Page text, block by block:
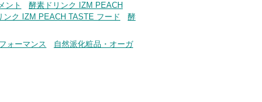
ント
酵素ドリンク IZM PEACH
ンク IZM PEACH TASTE フード
酵
ォーマンス
自然派化粧品・オーガ